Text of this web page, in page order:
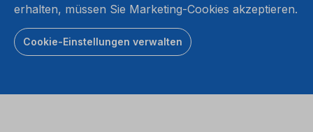
erhalten, müssen Sie Marketing-Cookies akzeptieren.
Cookie-Einstellungen verwalten